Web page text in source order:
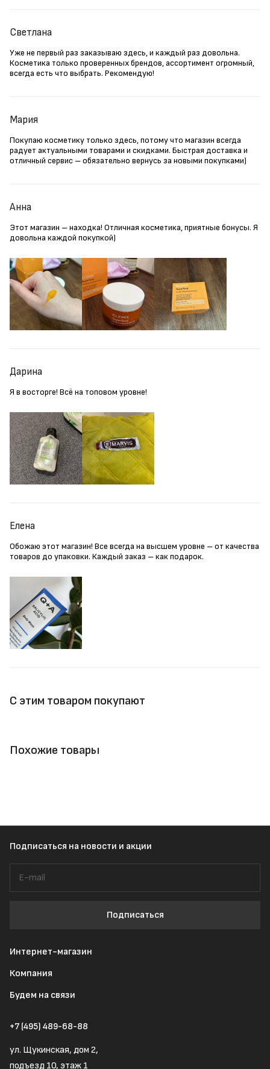
Светлана
Уже не первый раз заказываю здесь, и каждый раз довольна.
Косметика только проверенных брендов, ассортимент огромный,
всегда есть что выбрать. Рекомендую!
Мария
Покупаю косметику только здесь, потому что магазин всегда
радует актуальными товарами и скидками. Быстрая доставка и
отличный сервис – обязательно вернусь за новыми покупками)
Анна
Этот магазин – находка! Отличная косметика, приятные бонусы. Я
довольна каждой покупкой)
Дарина
Я в восторге! Всё на топовом уровне!
Елена
Обожаю этот магазин! Все всегда на высшем уровне – от качества
товаров до упаковки. Каждый заказ – как подарок.
С этим товаром покупают
Похожие товары
Подписаться на новости и акции
Подписаться
Интернет-магазин
Компания
Будем на связи
+7 (495) 489-68-88
ул. Щукинская, дом 2,
подъезд 10, этаж 1